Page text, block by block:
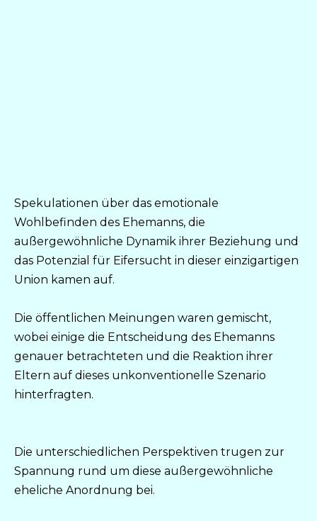
Spekulationen über das emotionale
Wohlbefinden des Ehemanns, die
außergewöhnliche Dynamik ihrer Beziehung und
das Potenzial für Eifersucht in dieser einzigartigen
Union kamen auf.
Die öffentlichen Meinungen waren gemischt,
wobei einige die Entscheidung des Ehemanns
genauer betrachteten und die Reaktion ihrer
Eltern auf dieses unkonventionelle Szenario
hinterfragten.
Die unterschiedlichen Perspektiven trugen zur
Spannung rund um diese außergewöhnliche
eheliche Anordnung bei.